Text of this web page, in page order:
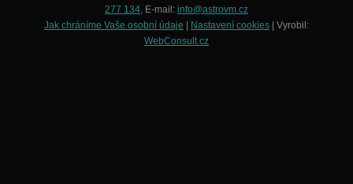
277 134, E-mail: info@astrovm.cz
Jak chráníme Vaše osobní údaje
Nastavení cookies | Vyrobil:
WebConsult.cz